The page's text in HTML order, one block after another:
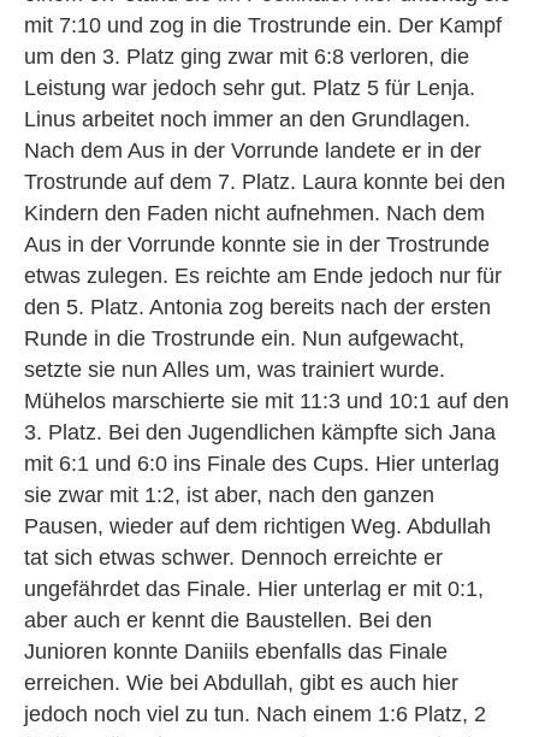
mit 7:10 und zog in die Trostrunde ein. Der Kampf
um den 3. Platz ging zwar mit 6:8 verloren, die
Leistung war jedoch sehr gut. Platz 5 für Lenja.
Linus arbeitet noch immer an den Grundlagen.
Nach dem Aus in der Vorrunde landete er in der
Trostrunde auf dem 7. Platz. Laura konnte bei den
Kindern den Faden nicht aufnehmen. Nach dem
Aus in der Vorrunde konnte sie in der Trostrunde
etwas zulegen. Es reichte am Ende jedoch nur für
den 5. Platz. Antonia zog bereits nach der ersten
Runde in die Trostrunde ein. Nun aufgewacht,
setzte sie nun Alles um, was trainiert wurde.
Mühelos marschierte sie mit 11:3 und 10:1 auf den
3. Platz. Bei den Jugendlichen kämpfte sich Jana
mit 6:1 und 6:0 ins Finale des Cups. Hier unterlag
sie zwar mit 1:2, ist aber, nach den ganzen
Pausen, wieder auf dem richtigen Weg. Abdullah
tat sich etwas schwer. Dennoch erreichte er
ungefährdet das Finale. Hier unterlag er mit 0:1,
aber auch er kennt die Baustellen. Bei den
Junioren konnte Daniils ebenfalls das Finale
erreichen. Wie bei Abdullah, gibt es auch hier
jedoch noch viel zu tun. Nach einem 1:6 Platz, 2